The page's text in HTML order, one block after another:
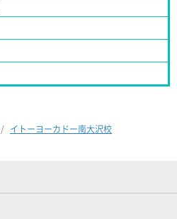
イトーヨーカドー南大沢校